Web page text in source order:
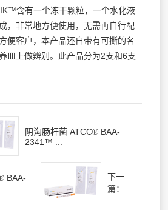
含有一个冻干颗粒，一个水化液
，非常地方便使用，无需再自行配
便客户，本产品还自带有可撕的名
皿上做辨别。此产品分为2支和6支
阴沟肠杆菌 ATCC® BAA-
2341™ ...
BAA-
下一
篇：